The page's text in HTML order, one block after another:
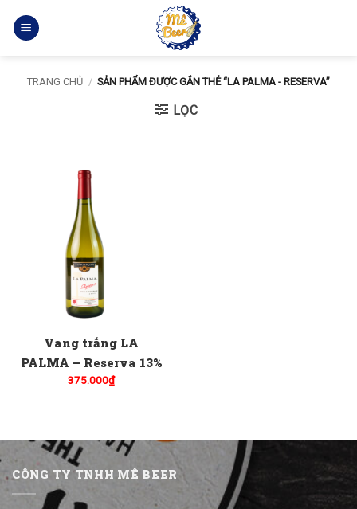
qua
TRANG CHỦ / SẢN PHẨM ĐƯỢC GẮN THẺ “LA PALMA - RESERVA”
LỌC
Vang trắng LA
PALMA – Reserva 13%
375.000₫
CÔNG TY TNHH MÊ BEER